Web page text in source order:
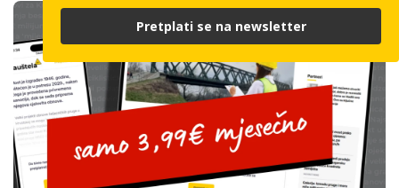
Pretplati se na newsletter